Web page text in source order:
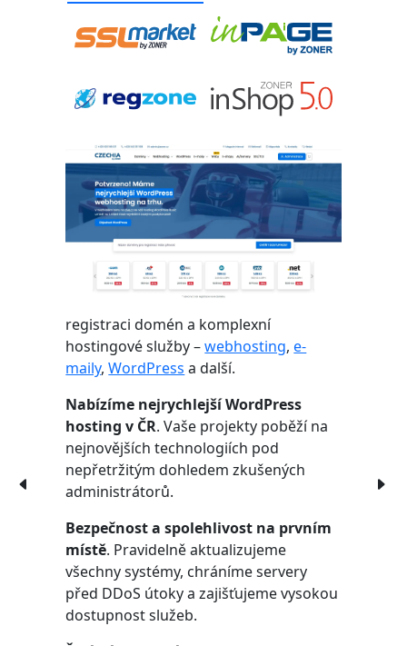
registraci domén a komplexní
hostingové služby –webhosting,e-
maily,WordPress a další.
Nabízíme nejrychlejší WordPress
hosting v ČR. Vaše projekty poběží na
nejnovějších technologiích pod
nepřetržitým dohledem zkušených
administrátorů.
Bezpečnost a spolehlivost na prvním
místě. Pravidelně aktualizujeme
všechny systémy, chráníme servery
před DDoS útoky a zajišťujeme vysokou
dostupnost služeb.